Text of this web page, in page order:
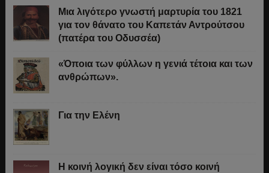
Μια λιγότερο γνωστή μαρτυρία του 1821
για τον θάνατο του Καπετάν Αντρούτσου
(πατέρα του Οδυσσέα)
«Όποια των φύλλων η γενιά τέτοια και των
ανθρώπων».
Για την Ελένη
Η κοινή λογική δεν είναι τόσο κοινή